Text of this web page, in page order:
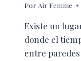
Por Air Femme
Existe un
donde el
entre